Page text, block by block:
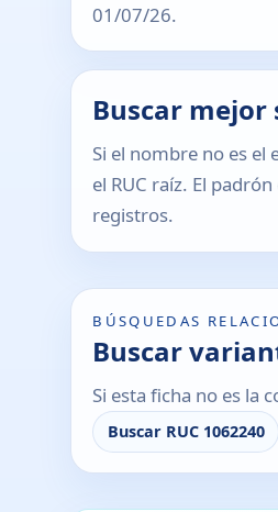
01/07/26.
Buscar mejor
Si el nombre no es el
el RUC raíz. El
registros.
BÚSQUEDAS
Buscar
Si esta ficha no es la
Buscar RUC 1062240